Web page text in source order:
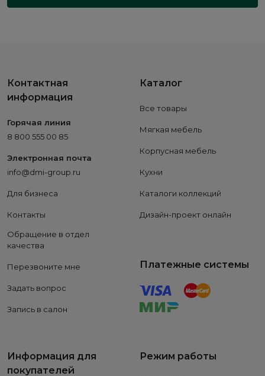
Контактная
информация
Горячая линия
8 800 555 00 85
Электронная почта
info@dmi-group.ru
Для бизнеса
Контакты
Обращение в отдел
качества
Перезвоните мне
Задать вопрос
Запись в салон
Каталог
Все товары
Мягкая мебель
Корпусная мебель
Кухни
Каталоги коллекций
Дизайн-проект онлайн
Платежные системы
Информация для
покупателей
Режим работы